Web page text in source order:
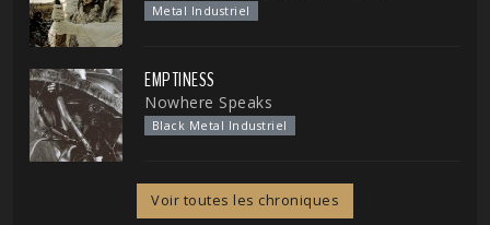
Metal Industriel
EMPTINESS
Nowhere Speaks
Black Metal Industriel
Voir toutes les chroniques